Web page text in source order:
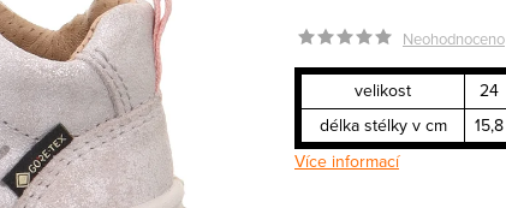
Neohodnoceno
velikost 24
délka stélky v cm
15,8
Více informací